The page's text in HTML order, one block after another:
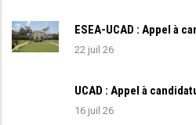
ESEA-UCAD : Appel à
22 juil 26
UCAD : Appel à
16 juil 26